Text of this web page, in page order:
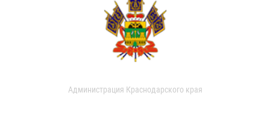
Администрация Краснодарского края